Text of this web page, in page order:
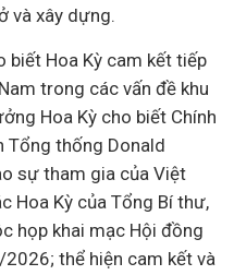
và xây dựng.
biết Hoa Kỳ cam kết tiếp
trong các vấn đề khu
Hoa Kỳ cho biết Chính
Tổng thống Donald
sự tham gia của Việt
Hoa Kỳ của Tổng Bí thư,
họp khai mạc Hội đồng
thể hiện cam kết và